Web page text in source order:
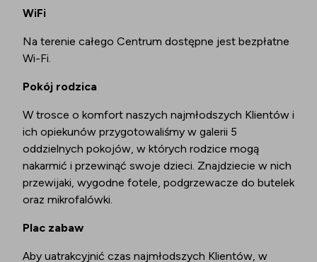
WiFi
Na terenie całego Centrum dostępne jest bezpłatne
Wi-Fi.
Pokój rodzica
W trosce o komfort naszych najmłodszych Klientów i
ich opiekunów przygotowaliśmy w galerii 5
oddzielnych pokojów, w których rodzice mogą
nakarmić i przewinąć swoje dzieci. Znajdziecie w nich
przewijaki, wygodne fotele, podgrzewacze do butelek
oraz mikrofalówki.
Plac zabaw
Aby uatrakcyjnić czas najmłodszych Klientów, w